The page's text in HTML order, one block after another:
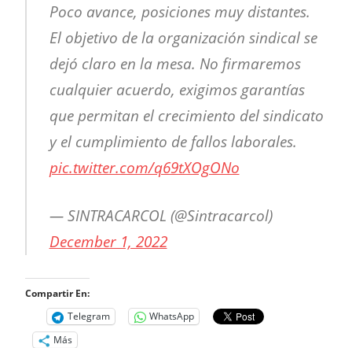
Poco avance, posiciones muy distantes.
El objetivo de la organización sindical se
dejó claro en la mesa. No firmaremos
cualquier acuerdo, exigimos garantías
que permitan el crecimiento del sindicato
y el cumplimiento de fallos laborales.
pic.twitter.com/q69tXOgONo
— SINTRACARCOL (@Sintracarcol)
December 1, 2022
Compartir En:
Telegram
WhatsApp
Más